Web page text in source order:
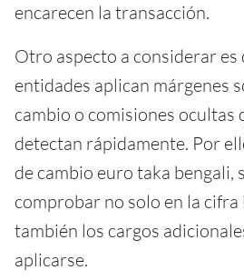
encarecen la transacción.
Otro aspecto a considerar es
entidades aplican márgenes
cambio o comisiones ocultas
detectan rápidamente. Por
de cambio euro taka bengali,
comprobar no solo en la cifra
también los cargos
aplicarse.